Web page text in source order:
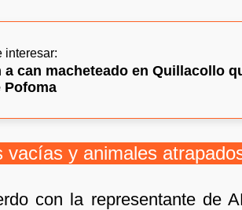
interesar:
a can macheteado en Quillacollo
Pofoma
vacías y animales
con la representante de